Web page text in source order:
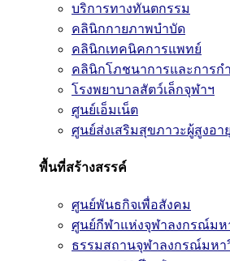
บริการทางทันตกรรม
คลินิกกายภาพบำบัด
คลินิกเทคนิคการแพทย์
คลินิกโภชนาการและการก
โรงพยาบาลสัตว์เล็กจุฬาฯ
ศูนย์เอ็มเน็ต
ศูนย์ส่งเสริมสุขภาวะผู้สูงอายุ
พื้นที่สร้างสรรค์
ศูนย์พันธกิจเพื่อสังคม
ศูนย์กีฬาแห่งจุฬาลงกรณ์มห
ธรรมสถานจุฬาลงกรณ์มหา